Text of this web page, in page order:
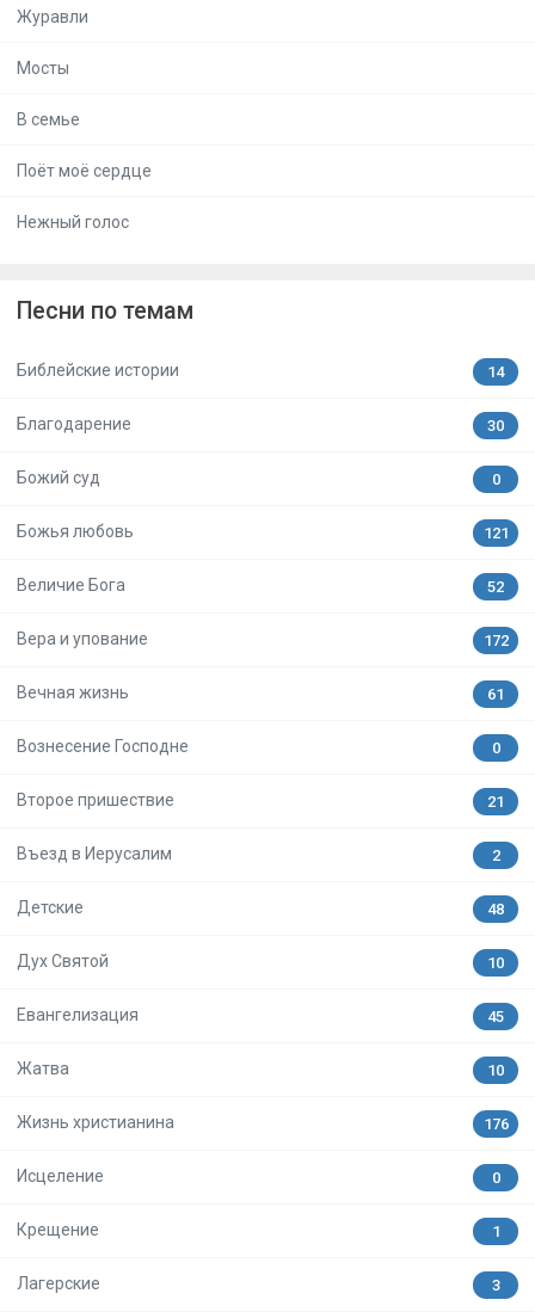
Журавли
Мосты
В семье
Поёт моё сердце
Нежный голос
Песни по темам
Библейские истории 14
Благодарение 30
Божий суд 0
Божья любовь 121
Величие Бога 52
Вера и упование 172
Вечная жизнь 61
Вознесение Господне 0
Второе пришествие 21
Въезд в Иерусалим 2
Детские 48
Дух Святой 10
Евангелизация 45
Жатва 10
Жизнь христианина 176
Исцеление 0
Крещение 1
Лагерские 3